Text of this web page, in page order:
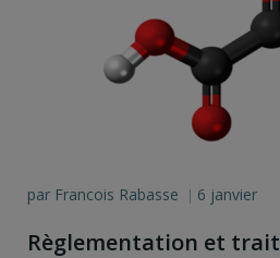
par Francois Rabasse | 6 janvier
Règlementation et